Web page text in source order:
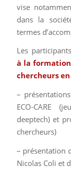
vise
dans la
termes
Les
à la
chercheurs
–
ECO-CARE
deeptech) et
chercheurs)
– présentation
Nicolas Coli et